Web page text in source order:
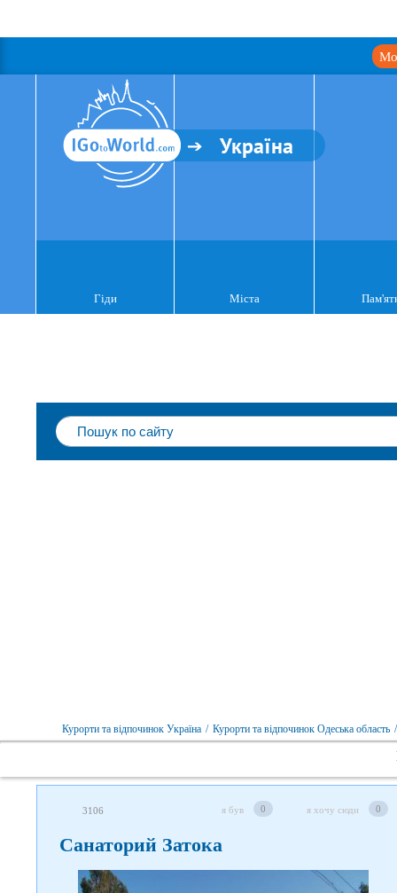
Україна
Гіди Міста
Курорти та відпочинок Україна / Курорти та відпочинок Одеська область /
3106 я був 0 я хочу сюди 0
Санаторий Затока